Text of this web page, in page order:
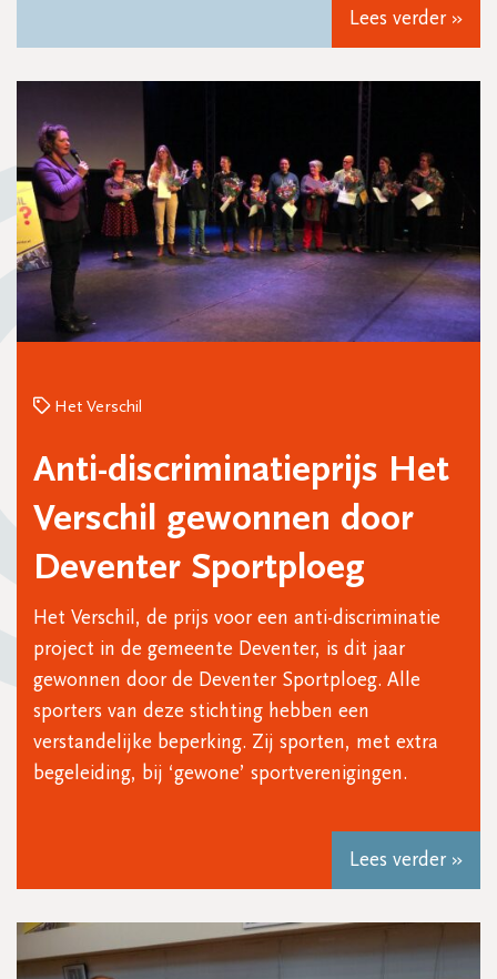
Lees verder »
Lees verder »
Het Verschil
Anti-discriminatieprijs Het
Verschil gewonnen door
Deventer Sportploeg
Het Verschil, de prijs voor een anti-discriminatie
project in de gemeente Deventer, is dit jaar
gewonnen door de Deventer Sportploeg. Alle
sporters van deze stichting hebben een
verstandelijke beperking. Zij sporten, met extra
begeleiding, bij ‘gewone’ sportverenigingen.